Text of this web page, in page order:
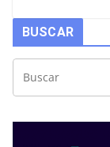
BUSCAR